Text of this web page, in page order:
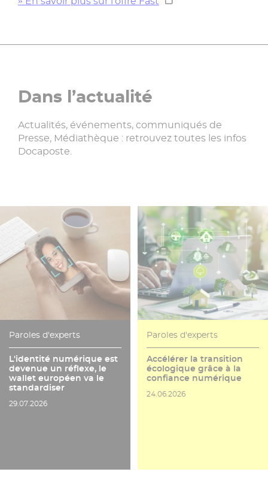
Dans l’actualité
Actualités, événements, communiqués de
Presse, Médiathèque : retrouvez toutes les infos
Docaposte.
Paroles d'experts
L'identité numérique est
devenue un réflexe, le
wallet européen va le
standardiser
Date de publication
29.07.2026
Paroles d'experts
Accélérer la transition
écologique grâce à la
confiance numérique
Date de publication
24.06.2026